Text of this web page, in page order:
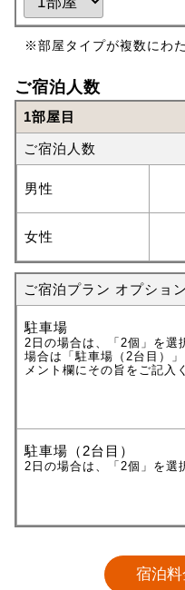
※部屋タイプが複数にわ
ご宿泊人数
1部屋目
ご宿泊人数
男性
女性
ご宿泊プラン オプション
駐車場
2日の場合は、「2個」を選
場合は「駐車場（2台目）
メント欄にその旨をご記入
駐車場（2台目）
2日の場合は、「2個」を選
宿泊